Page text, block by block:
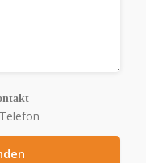
Telefon